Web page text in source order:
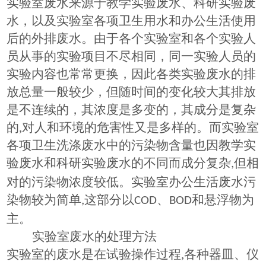
实验室废水来源于教学实验废水、科研实验废
水，以及实验室各项卫生用水和办公生活使用
后的外排废水。由于各个实验室和各个实验人
员从事的实验项目不尽相同，同一实验人员的
实验内容也常常更换，因此各类实验废水的排
放总量一般较少，但随时间的变化较大其排放
是不连续的，其浓度是多变的，其成分是复杂
的,对人和环境的危害性又是多样的。而实验室
各项卫生洗涤废水中的污染物含量也因教学实
验废水和科研实验废水的不同而成分复杂,但相
对的污染物浓度较低。实验室办公生活废水污
染物较为简单,这部分以COD、 BOD和悬浮物为
主。
实验室废水的处理方法
实验室的废水是在试验操作过程,各种器皿、仪